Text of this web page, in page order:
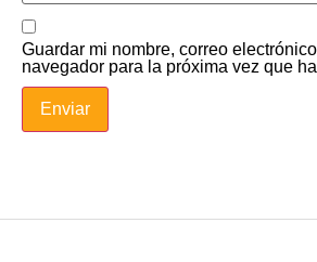
Guardar mi nombre, correo
navegador para la próxima vez que